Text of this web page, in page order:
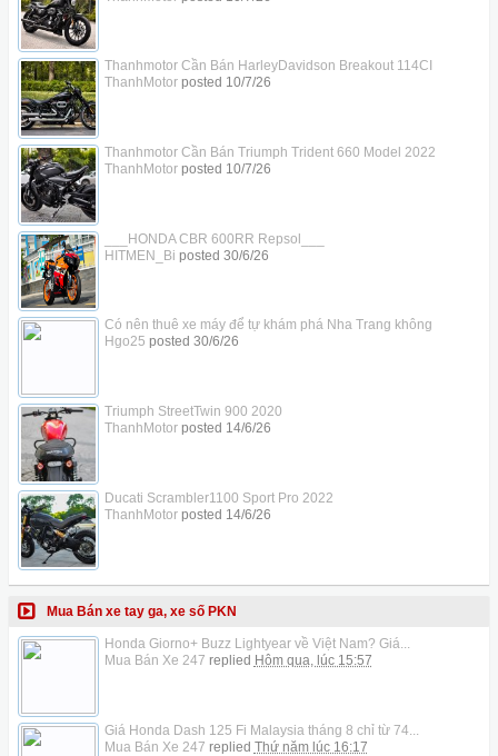
Thanhmotor Cần Bán HarleyDavidson Breakout 114CI
ThanhMotorposted 10/7/26
Thanhmotor Cần Bán Triumph Trident 660 Model 2022
ThanhMotorposted 10/7/26
___HONDA CBR 600RR Repsol___
HITMEN_Bi posted 30/6/26
Có nên thuê xe máy để tự khám phá Nha Trang không
Hgo25 posted 30/6/26
Triumph StreetTwin 900 2020
ThanhMotorposted 14/6/26
Ducati Scrambler1100 Sport Pro 2022
ThanhMotorposted 14/6/26
Mua Bán xe tay ga, xe số PKN
Honda Giorno+ Buzz Lightyear về Việt Nam? Giá...
Mua Bán Xe 247 replied Hôm qua, lúc 15:57
Giá Honda Dash 125 Fi Malaysia tháng 8 chỉ từ 74...
Mua Bán Xe 247 replied Thứ năm lúc 16:17